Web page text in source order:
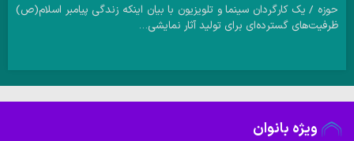
حوزه / یک کارگردان سینما و تلویزیون با بیان اینکه زندگی پیامبر اسلام(ص)
ظرفیت‌های گسترده‌ای برای تولید آثار نمایشی…
ویژه بانوان